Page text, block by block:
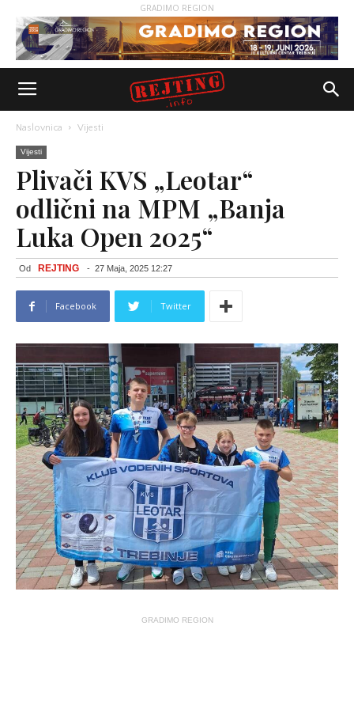
GRADIMO REGION
Naslovnica Vijesti
Vijesti
Plivači KVS „Leotar“
odlični na MPM „Banja
Luka Open 2025“
Od REJTING - 27 Maja, 2025 12:27
Facebook Twitter
GRADIMO REGION